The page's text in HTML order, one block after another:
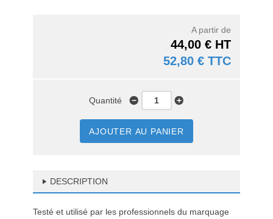
A partir de
44,00 € HT
52,80 € TTC
Quantité
AJOUTER AU PANIER
DESCRIPTION
Testé et utilisé par les professionnels du marquage